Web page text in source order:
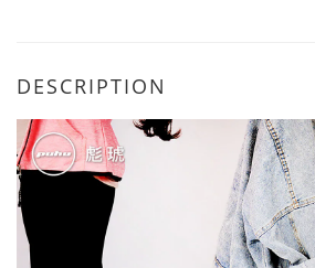
DESCRIPTION